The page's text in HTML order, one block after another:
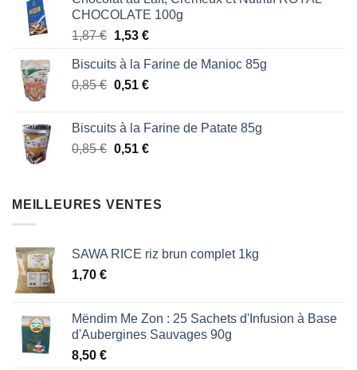
initial
était :
1,87 €.
actuel
est :
1,53 €.
CHOCOLATE 100g
1,87€ Le
initial
était :
1,53 €Le
actuel
est :
Biscuits à la Farine de Manioc 85g
0,85€ Le
était :
0,85 €.
0,51 €Le
est :
0,51 €.
Biscuits à la Farine de Patate 85g
0,85€ Le
était :
0,51 €Le
est :
MEILLEURES VENTES
SAWA RICE riz brun complet 1kg
1,70 €
Mëndim Me Zon : 25 Sachets d'Infusion à Base
d'Aubergines Sauvages 90g
8,50 €